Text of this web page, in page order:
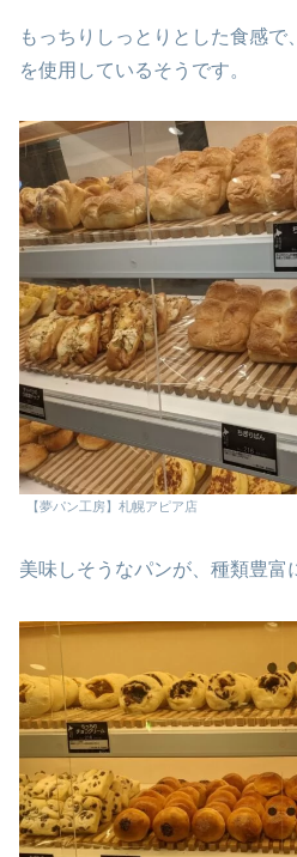
もっちりしっとりとした食感
を使用しているそうです。
【夢パン工房】札幌アピア店
美味しそうなパンが、種類豊富